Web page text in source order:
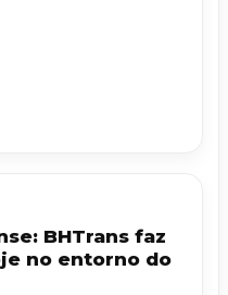
BHTrans faz
no entorno do